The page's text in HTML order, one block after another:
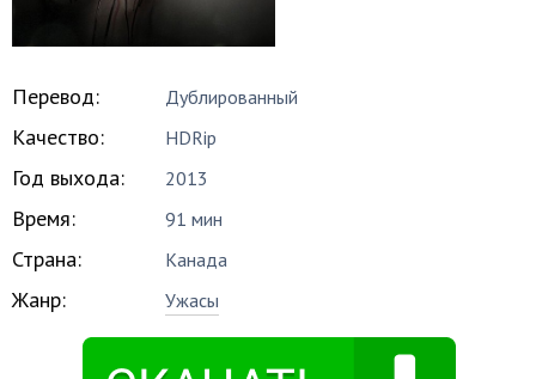
Перевод: Дублированный
Качество: HDRip
Год выхода: 2013
Время: 91 мин
Страна: Канада
Жанр: Ужасы